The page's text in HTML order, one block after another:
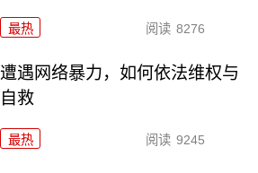
最热 阅读 8276
遭遇网络暴力，如何依法维权与
自救
最热 阅读 9245